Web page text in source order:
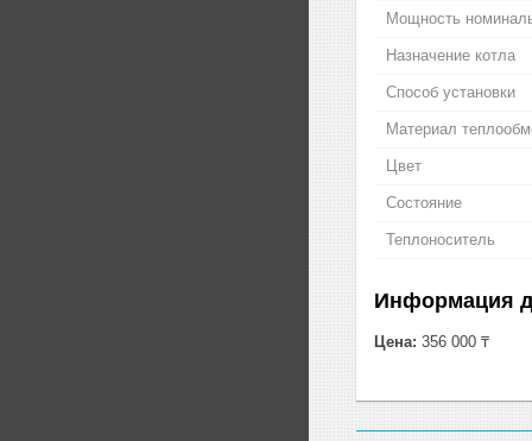
Мощность
Назначение котла
Способ установки
Материал
Цвет
Состояние
Теплоноситель
Информация
Цена: 356 000 ₸